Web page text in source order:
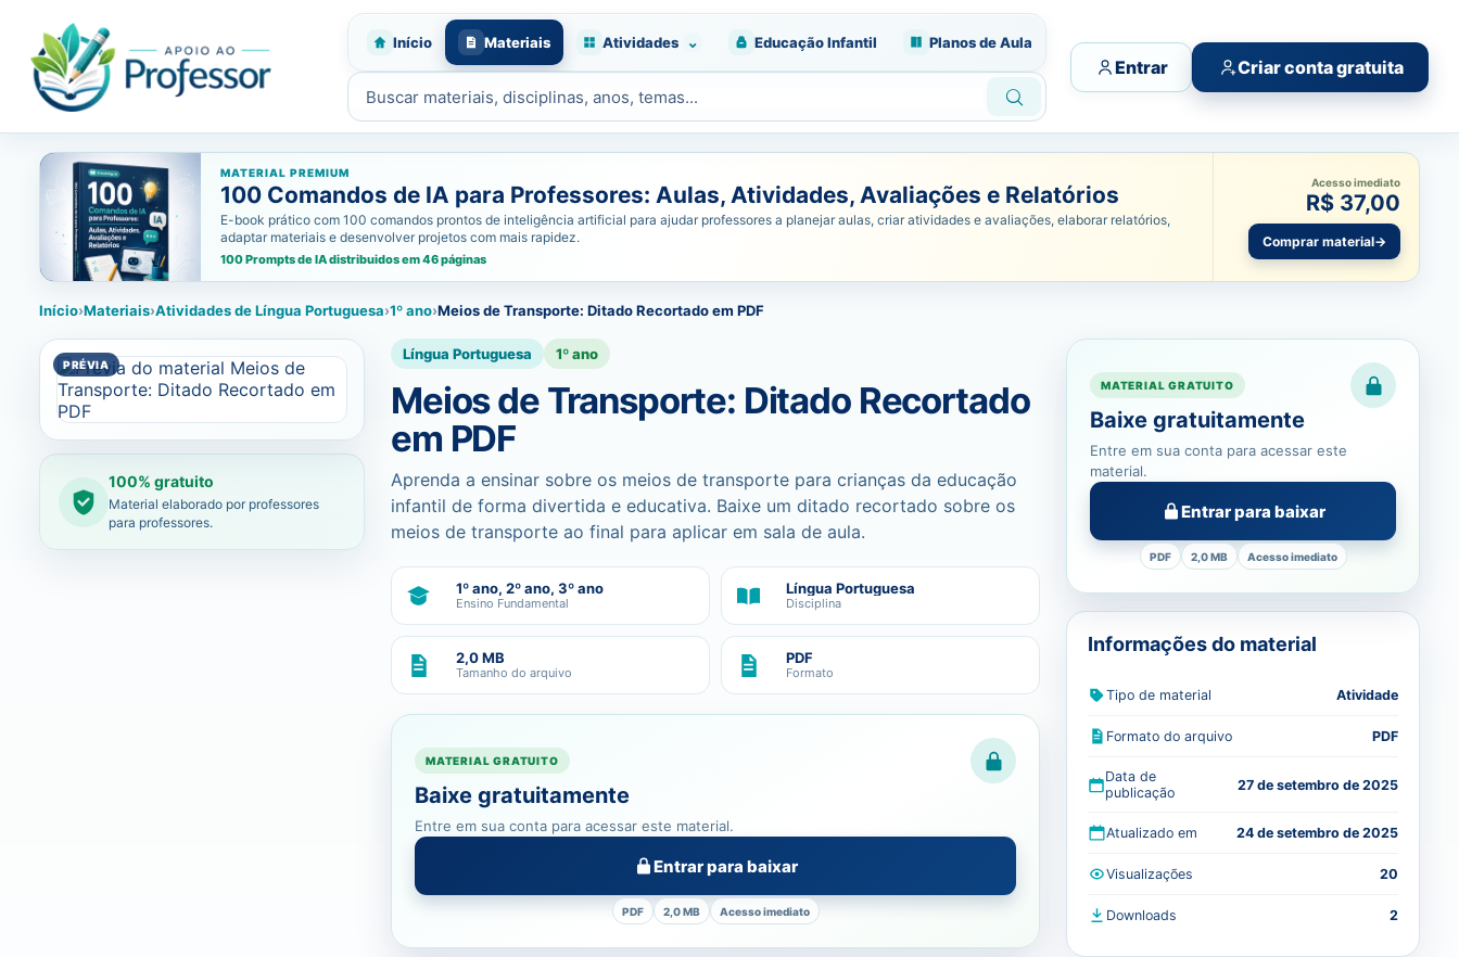
Início Materiais Atividades ⌄ Educação Infantil Planos de Aula
Buscar materiais
Entrar Criar conta gratuita
MATERIAL PREMIUM
100 Comandos de IA para Professores: Aulas, Atividades, Avaliações e Relatórios
E-book prático com 100 comandos prontos de inteligência artificial para ajudar professores a planejar aulas, criar atividades e avaliações, elaborar relatórios,
adaptar materiais e desenvolver projetos com mais rapidez.
100 Prompts de IA distribuidos em 46 páginas
Acesso imediato
R$ 37,00
Comprar material→
Início›Materiais›Atividades de Língua Portuguesa›1º ano›Meios de Transporte: Ditado Recortado em PDF
100% gratuito
Material elaborado por professores
para professores.
Língua Portuguesa 1º ano
Meios de Transporte: Ditado Recortado
em PDF
Aprenda a ensinar sobre os meios de transporte para crianças da educação
infantil de forma divertida e educativa. Baixe um ditado recortado sobre os
meios de transporte ao final para aplicar em sala de aula.
1º ano, 2º ano, 3º ano
Ensino Fundamental
Língua Portuguesa
Disciplina
2,0 MB
Tamanho do arquivo
PDF
Formato
MATERIAL GRATUITO
Baixe gratuitamente
Entre em sua conta para acessar este material.
Entrar para baixar
PDF 2,0 MB Acesso imediato
MATERIAL GRATUITO
Baixe gratuitamente
Entre em sua conta para acessar este
material.
Entrar para baixar
PDF 2,0 MB Acesso imediato
Informações do material
Tipo de material Atividade
Formato do arquivo PDF
Data de
publicação
27 de setembro de 2025
Atualizado em 24 de setembro de 2025
Visualizações 20
Downloads 2